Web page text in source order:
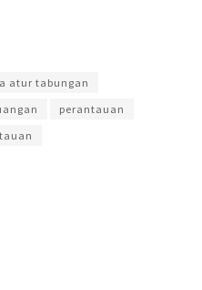
atur tabungan
perantauan